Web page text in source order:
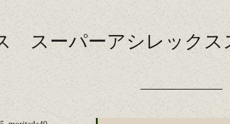
スーパーアシレック